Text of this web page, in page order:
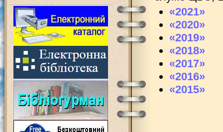
«2021»
«2020»
«2019»
«2018»
«2017»
«2016»
«2015»